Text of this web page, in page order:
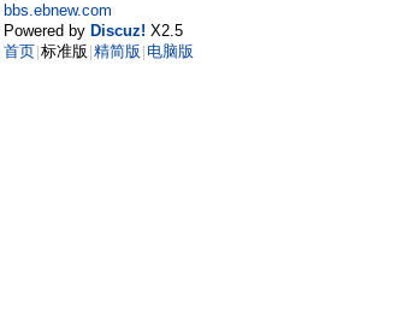
bbs.ebnew.com
Powered by Discuz! X2.5
首页 标准版 精简版 电脑版